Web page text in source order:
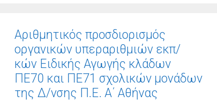
Αριθμητικός προσδιορισμός
οργανικών υπεραριθμιών εκπ/
κών Ειδικής Αγωγής κλάδων
ΠΕ70 και ΠΕ71 σχολικών μονάδων
της Δ/νσης Π.Ε. Α΄ Αθήνας